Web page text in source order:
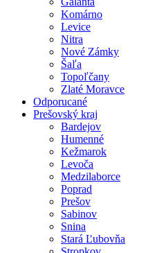
Komárno
Levice
Nitra
Nové Zámky
Šaľa
Topoľčany
Zlaté Moravce
Odporucané
Prešovský kraj
Bardejov
Humenné
Kežmarok
Levoča
Medzilaborce
Poprad
Prešov
Sabinov
Snina
Stará Ľubovňa